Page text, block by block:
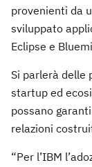
provenienti da
sviluppato
Eclipse e
Si parlerà delle
startup ed
possano
relazioni
“Per l’IBM